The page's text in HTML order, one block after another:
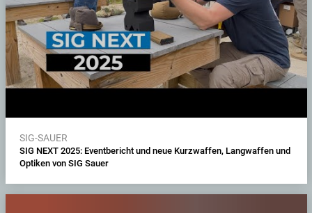
SIG-SAUER
SIG NEXT 2025: Eventbericht und neue Kurzwaffen, Langwaffen und
Optiken von SIG Sauer